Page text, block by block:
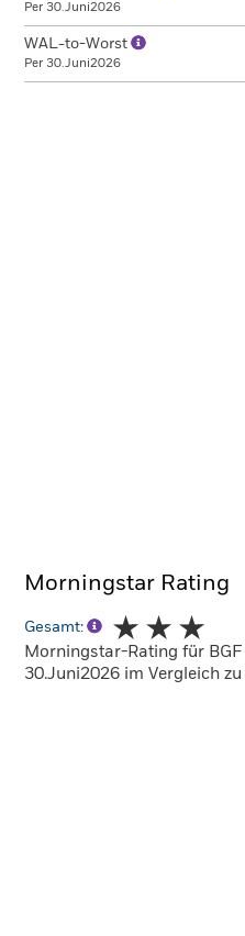
Per 30.Juni2026
WAL-to-Worst
Per 30.Juni2026
Morningstar Rating
Gesamt:
Morningstar-Rating für
30.Juni2026 im Vergleich